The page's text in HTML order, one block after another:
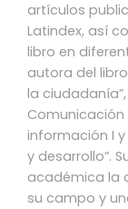
artículos
Latindex, así
libro en
autora del
la
Comunicación
información I y
y desarrollo”.
académica la
su campo y